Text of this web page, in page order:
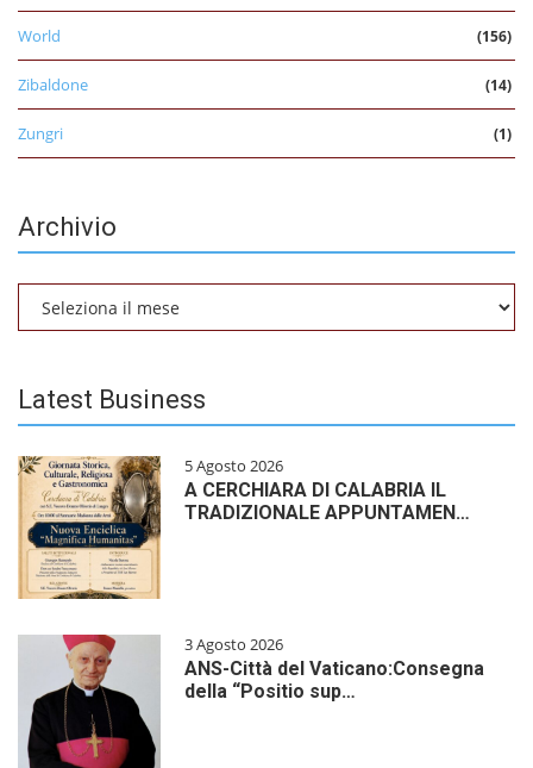
World (156)
Zibaldone (14)
Zungri (1)
Archivio
Latest Business
5 Agosto 2026
A CERCHIARA DI CALABRIA IL
TRADIZIONALE APPUNTAMEN…
3 Agosto 2026
ANS-Città del Vaticano:Consegna
della “Positio sup…